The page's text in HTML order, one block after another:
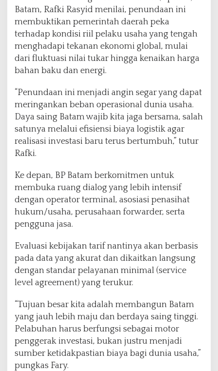
Batam, Rafki Rasyid menilai, penundaan ini
membuktikan pemerintah daerah peka
terhadap kondisi riil pelaku usaha yang tengah
menghadapi tekanan ekonomi global, mulai
dari fluktuasi nilai tukar hingga kenaikan harga
bahan baku dan energi.
“Penundaan ini menjadi angin segar yang dapat
meringankan beban operasional dunia usaha.
Daya saing Batam wajib kita jaga bersama, salah
satunya melalui efisiensi biaya logistik agar
realisasi investasi baru terus bertumbuh,” tutur
Rafki.
Ke depan, BP Batam berkomitmen untuk
membuka ruang dialog yang lebih intensif
dengan operator terminal, asosiasi penasihat
hukum/usaha, perusahaan forwarder, serta
pengguna jasa.
Evaluasi kebijakan tarif nantinya akan berbasis
pada data yang akurat dan dikaitkan langsung
dengan standar pelayanan minimal (service
level agreement) yang terukur.
“Tujuan besar kita adalah membangun Batam
yang jauh lebih maju dan berdaya saing tinggi.
Pelabuhan harus berfungsi sebagai motor
penggerak investasi, bukan justru menjadi
sumber ketidakpastian biaya bagi dunia usaha,”
pungkas Fary.